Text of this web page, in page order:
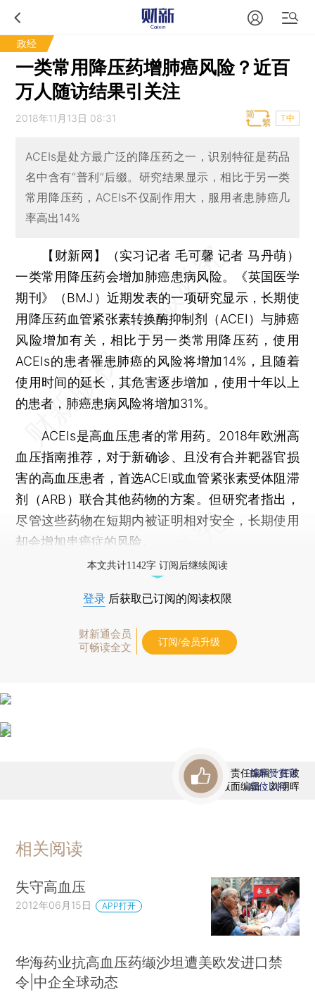
政经
一类常用降压药增肺癌风险？近百
万人随访结果引关注
2018年11月13日 08:31 T中
ACEIs是处方最广泛的降压药之一，识别特征是药品
名中含有“普利”后缀。研究结果显示，相比于另一类
常用降压药，ACEIs不仅副作用大，服用者患肺癌几
率高出14%
【财新网】（实习记者 毛可馨 记者 马丹萌）
一类常用降压药会增加肺癌患病风险。《英国医学
期刊》（BMJ）近期发表的一项研究显示，长期使
用降压药血管紧张素转换酶抑制剂（ACEI）与肺癌
风险增加有关，相比于另一类常用降压药，使用
ACEIs的患者罹患肺癌的风险将增加14%，且随着
使用时间的延长，其危害逐步增加，使用十年以上
的患者，肺癌患病风险将增加31%。
ACEIs是高血压患者的常用药。2018年欧洲高
血压指南推荐，对于新确诊、且没有合并靶器官损
害的高血压患者，首选ACEI或血管紧张素受体阻滞
剂（ARB）联合其他药物的方案。但研究者指出，
尽管这些药物在短期内被证明相对安全，长期使用
却会增加患癌症的风险。
本文共计1142字 订阅后继续阅读
登录 后获取已订阅的阅读权限
财新通会员
可畅读全文
订阅/会员升级
责任编辑：任波
版面编辑：刘明晖
首席赞赏官
虚位以待
相关阅读
失守高血压
2012年06月15日 APP打开
华海药业抗高血压药缬沙坦遭美欧发进口禁
令|中企全球动态